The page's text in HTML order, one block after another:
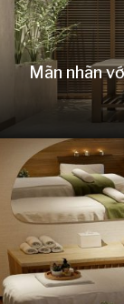
Mãn nhãn